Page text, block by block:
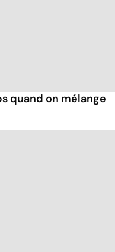
quand on mélange